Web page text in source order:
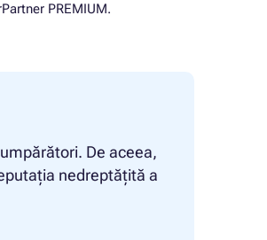
PREMIUM.
De aceea,
nedreptățită a